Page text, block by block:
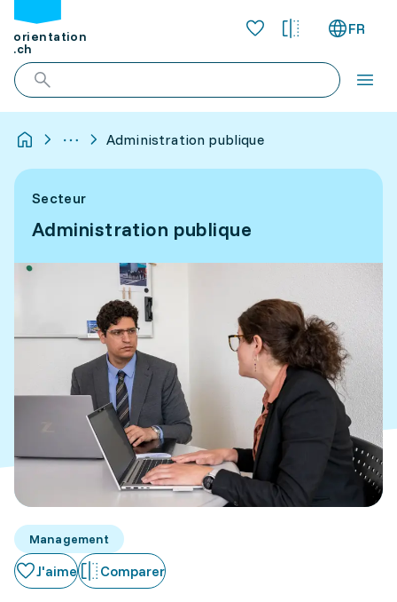
orientation
.ch
FR
Administration publique
Secteur
Administration publique
Management
J'aime Comparer